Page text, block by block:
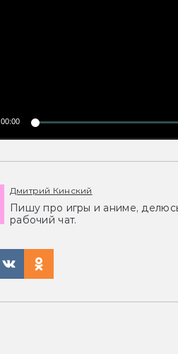
00:00
Дмитрий Кинский
Пишу про игры и аниме,
рабочий чат.